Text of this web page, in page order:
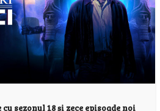
sezonul 18 și zece episoade noi